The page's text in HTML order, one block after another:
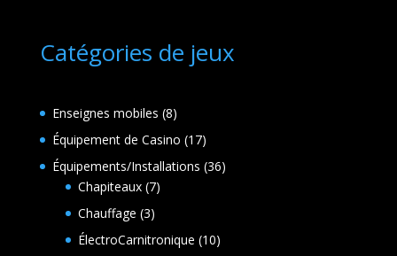
Catégories de jeux
Enseignes mobiles 88
produits
Équipement de Casino 1717
produits
Équipements/Installations 3636
Chapiteaux 77
Chauffage 33
produits
ÉlectroCarnitronique 1010